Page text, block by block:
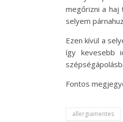
megőrizni a haj
selyem
Ezen kívül a
így kevesebb
Fontos
allergiamentes